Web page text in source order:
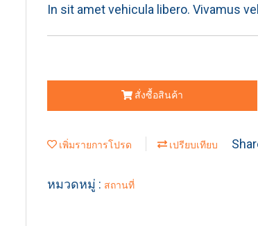
In sit amet vehicula libero. Vivamus
สั่งซื้อสินค้า
เพิ่มรายการโปรด เปรียบเทียบ
หมวดหมู่ : สถานที่